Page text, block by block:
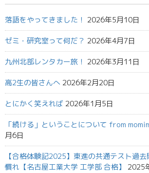
落語をやってきました！ 2026年5月10日
ゼミ・研究室って何だ？ 2026年4月7日
九州北部レンタカー旅！ 2026年3月11日
高2生の皆さんへ 2026年2月20日
とにかく笑えれば 2026年1月5日
「続ける」ということについて from
月6日
【合格体験記2025】東進の共通テスト過
慣れ【名古屋工業大学 工学部 合格】
2025